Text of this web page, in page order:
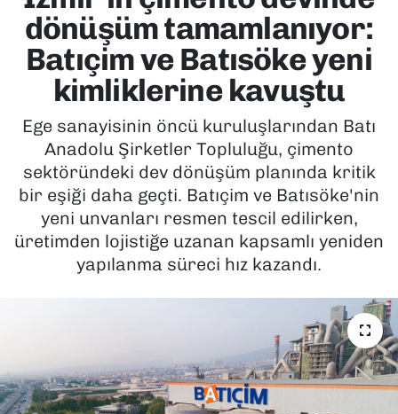
dönüşüm tamamlanıyor:
Batıçim ve Batısöke yeni
kimliklerine kavuştu
Ege sanayisinin öncü kuruluşlarından Batı
Anadolu Şirketler Topluluğu, çimento
sektöründeki dev dönüşüm planında kritik
bir eşiği daha geçti. Batıçim ve Batısöke'nin
yeni unvanları resmen tescil edilirken,
üretimden lojistiğe uzanan kapsamlı yeniden
yapılanma süreci hız kazandı.
EKONOMİ
KÜLTÜR SANAT
MAGAZİN
POLİTİKA
SAĞLIK
SPOR
YEREL YÖNETİMLER
Tüm Manşetler
Son Dakika Haberleri
Haber Arşivi